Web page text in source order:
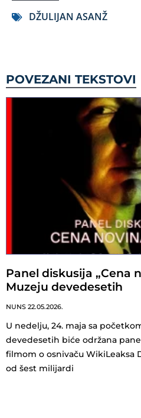
DŽULIJAN ASANŽ
POVEZANI TEKSTOVI
Panel diskusija „Cena
Muzeju devedesetih
NUNS 22.05.2026.
U nedelju, 24. maja sa
devedesetih biće održana
filmom o osnivaču WikiLeaksa
od šest milijardi